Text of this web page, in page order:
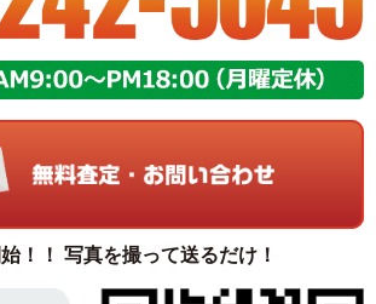
！！ 写真を撮って送るだけ！